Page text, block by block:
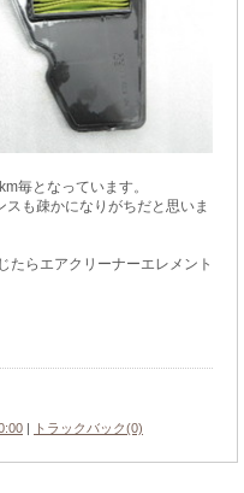
毎となっています。
も疎かになりがちだと思いま
たらエアクリーナーエレメント
| トラックバック(0)